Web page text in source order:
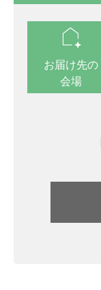
location_automation
お届け先の
会場